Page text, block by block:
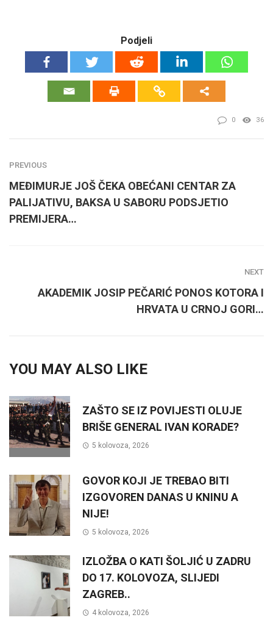
Podjeli
0 36
PREVIOUS
MEĐIMURJE JOŠ ČEKA OBEĆANI CENTAR ZA
PALIJATIVU, BAKSA U SABORU PODSJETIO
PREMIJERA…
NEXT
AKADEMIK JOSIP PEČARIĆ PONOS KOTORA I
HRVATA U CRNOJ GORI…
YOU MAY ALSO LIKE
ZAŠTO SE IZ POVIJESTI OLUJE
BRIŠE GENERAL IVAN KORADE?
5 kolovoza, 2026
GOVOR KOJI JE TREBAO BITI
IZGOVOREN DANAS U KNINU A
NIJE!
5 kolovoza, 2026
IZLOŽBA O KATI ŠOLJIĆ U ZADRU
DO 17. KOLOVOZA, SLIJEDI
ZAGREB..
4 kolovoza, 2026